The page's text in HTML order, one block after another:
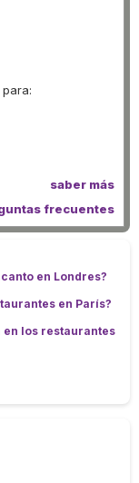
saber más
frecuentes
en Londres?
en París?
en los restaurantes